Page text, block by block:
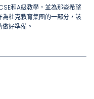
和A級教學，並為那些希望
杜克教育集團的一部分，該
好準備。